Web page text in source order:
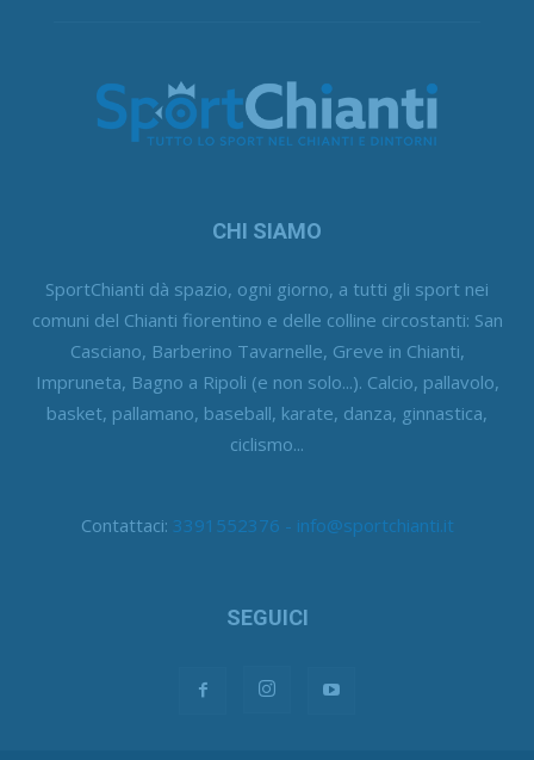
CHI SIAMO
SportChianti dà spazio, ogni giorno, a tutti gli sport nei
comuni del Chianti fiorentino e delle colline circostanti: San
Casciano, Barberino Tavarnelle, Greve in Chianti,
Impruneta, Bagno a Ripoli (e non solo...). Calcio, pallavolo,
basket, pallamano, baseball, karate, danza, ginnastica,
ciclismo...
Contattaci: 3391552376 - info@sportchianti.it
SEGUICI